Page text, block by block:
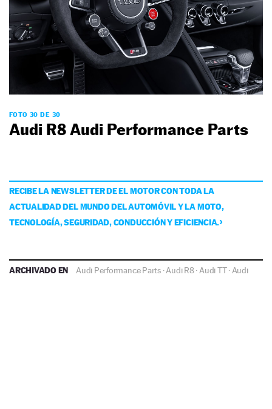
FOTO 30 DE 30
Audi R8 Audi Performance Parts
RECIBE LA NEWSLETTER DE EL MOTOR CON TODA LA
ACTUALIDAD DEL MUNDO DEL AUTOMÓVIL Y LA MOTO,
TECNOLOGÍA, SEGURIDAD, CONDUCCIÓN Y EFICIENCIA.
ARCHIVADO EN Audi Performance Parts·Audi R8· Audi TT· Audi